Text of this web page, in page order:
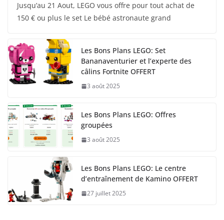
Jusqu’au 21 Aout, LEGO vous offre pour tout achat de
150 € ou plus le set Le bébé astronaute grand
Les Bons Plans LEGO: Set
Bananaventurier et l’experte des
câlins Fortnite OFFERT
3 août 2025
Les Bons Plans LEGO: Offres
groupées
3 août 2025
Les Bons Plans LEGO: Le centre
d’entraînement de Kamino OFFERT
27 juillet 2025